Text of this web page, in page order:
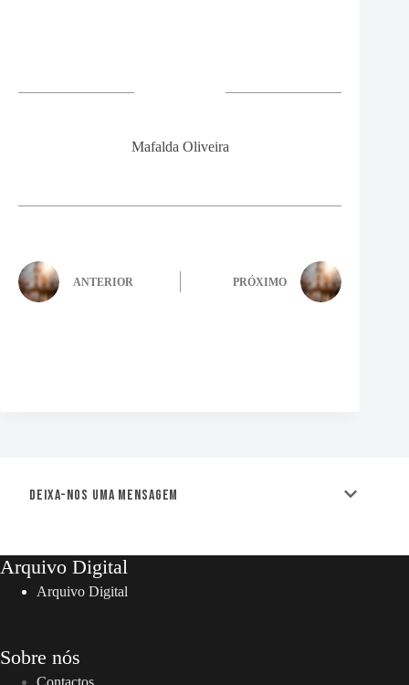
Mafalda Oliveira
ANTERIOR PRÓXIMO
Deixa-nos uma mensagem
Arquivo Digital
Arquivo Digital
Sobre nós
Contactos